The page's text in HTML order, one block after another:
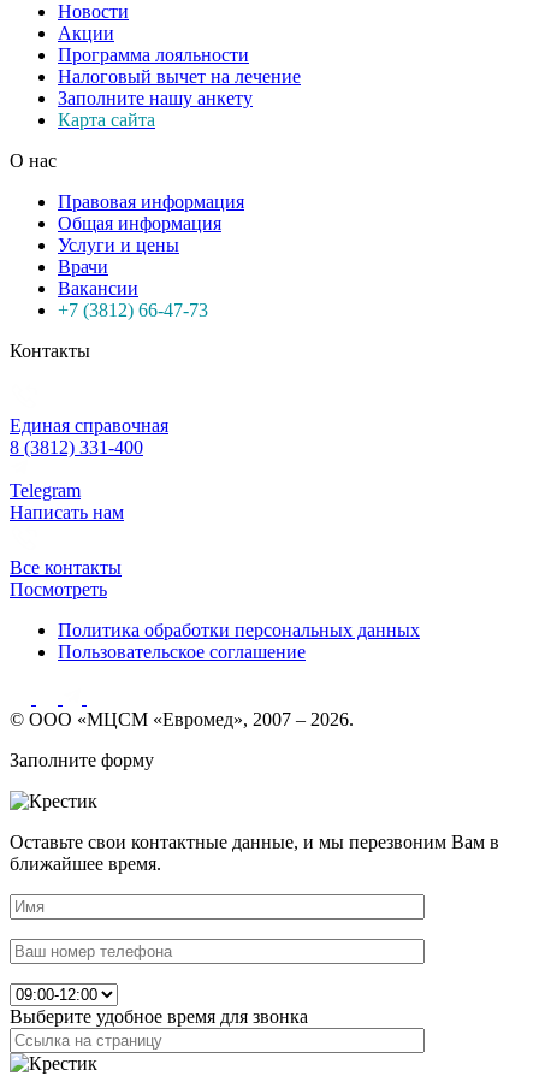
Новости
Акции
Программа лояльности
Налоговый вычет на лечение
Заполните нашу анкету
Карта сайта
О нас
Правовая информация
Общая информация
Услуги и цены
Врачи
Вакансии
+7 (3812) 66-47-73
Контакты
Единая справочная
8 (3812) 331-400
Telegram
Написать нам
Все контакты
Посмотреть
Политика обработки персональных данных
Пользовательское соглашение
© ООО «МЦСМ «Евромед», 2007 – 2026.
Заполните форму
Оставьте свои контактные данные, и мы перезвоним Вам в
ближайшее время.
Выберите удобное время для звонка